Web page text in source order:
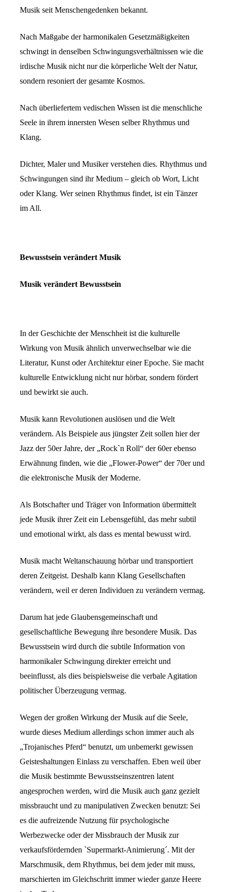
Musik seit Menschengedenken bekannt.
Nach Maßgabe der harmonikalen Gesetzmäßigkeiten
schwingt in denselben Schwingungsverhältnissen wie die
irdische Musik nicht nur die körperliche Welt der Natur,
sondern resoniert der gesamte Kosmos.
Nach überliefertem vedischen Wissen ist die menschliche
Seele in ihrem innersten Wesen selber Rhythmus und
Klang.
Dichter, Maler und Musiker verstehen dies. Rhythmus und
Schwingungen sind ihr Medium – gleich ob Wort, Licht
oder Klang. Wer seinen Rhythmus findet, ist ein Tänzer
im All.
Bewusstsein verändert Musik
Musik verändert Bewusstsein
In der Geschichte der Menschheit ist die kulturelle
Wirkung von Musik ähnlich unverwechselbar wie die
Literatur, Kunst oder Architektur einer Epoche. Sie macht
kulturelle Entwicklung nicht nur hörbar, sondern fördert
und bewirkt sie auch.
Musik kann Revolutionen auslösen und die Welt
verändern. Als Beispiele aus jüngster Zeit sollen hier der
Jazz der 50er Jahre, der „Rock`n Roll“ der 60er ebenso
Erwähnung finden, wie die „Flower-Power“ der 70er und
die elektronische Musik der Moderne.
Als Botschafter und Träger von Information übermittelt
jede Musik ihrer Zeit ein Lebensgefühl, das mehr subtil
und emotional wirkt, als dass es mental bewusst wird.
Musik macht Weltanschauung hörbar und transportiert
deren Zeitgeist. Deshalb kann Klang Gesellschaften
verändern, weil er deren Individuen zu verändern vermag.
Darum hat jede Glaubensgemeinschaft und
gesellschaftliche Bewegung ihre besondere Musik. Das
Bewusstsein wird durch die subtile Information von
harmonikaler Schwingung direkter erreicht und
beeinflusst, als dies beispielsweise die verbale Agitation
politischer Überzeugung vermag.
Wegen der großen Wirkung der Musik auf die Seele,
wurde dieses Medium allerdings schon immer auch als
„Trojanisches Pferd“ benutzt, um unbemerkt gewissen
Geisteshaltungen Einlass zu verschaffen. Eben weil über
die Musik bestimmte Bewusstseinszentren latent
angesprochen werden, wird die Musik auch ganz gezielt
missbraucht und zu manipulativen Zwecken benutzt: Sei
es die aufreizende Nutzung für psychologische
Werbezwecke oder der Missbrauch der Musik zur
verkaufsfördernden `Supermarkt-Animierung´. Mit der
Marschmusik, dem Rhythmus, bei dem jeder mit muss,
marschierten im Gleichschritt immer wieder ganze Heere